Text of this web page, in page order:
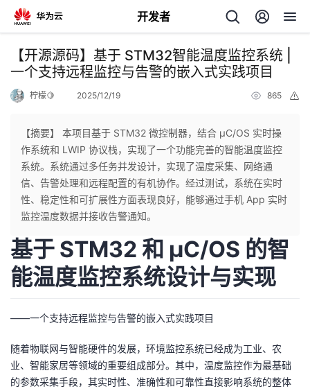
开发者
返
回
个
人
主
页
我
开
我
【开源源码】基于 STM32智能温度监控系统 |
一个支持远程监控与告警的嵌入式实践项目
柠檬🍋 2025/12/19 865
【摘要】 本项目基于 STM32 微控制器，结合 μC/OS 实时操
作系统和 LWIP 协议栈，实现了一个功能完善的智能温度监控
系统。系统通过多任务并发设计，实现了温度采集、网络通
信、告警处理和远程配置的有机协作。经过测试，系统在实时
性、稳定性和可扩展性方面表现良好，能够通过手机 App 实时
监控温度数据并接收告警通知。
基于 STM32 和 μC/OS 的智
能温度监控系统设计与实现
——一个支持远程监控与告警的嵌入式实践项目
随着物联网与智能硬件的发展，环境监控系统已经成为工业、农
业、智能家居等领域的重要组成部分。其中，温度监控作为最基础
的参数采集手段，其实时性、准确性和可靠性直接影响系统的整体